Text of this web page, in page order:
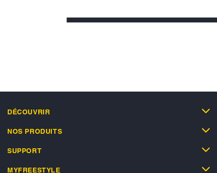
DÉCOUVRIR
NOS PRODUITS
SUPPORT
MYFREESTYLE